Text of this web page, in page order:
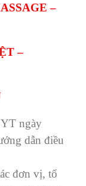
–
–
ngày
dẫn điều
đơn vị, tổ